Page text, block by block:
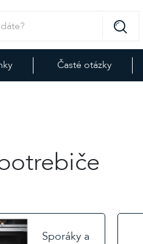
Časté otázky
Sporáky a